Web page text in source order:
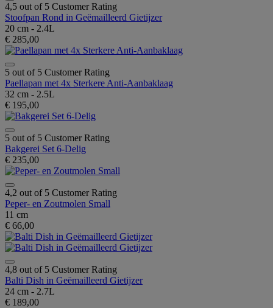
4,5 out of 5 Customer Rating
Stoofpan Rond in Geëmailleerd Gietijzer
20 cm - 2.4L
€ 285,00
5 out of 5 Customer Rating
Paellapan met 4x Sterkere Anti-Aanbaklaag
32 cm - 2.5L
€ 195,00
5 out of 5 Customer Rating
Bakgerei Set 6-Delig
€ 235,00
4,2 out of 5 Customer Rating
Peper- en Zoutmolen Small
11 cm
€ 66,00
4,8 out of 5 Customer Rating
Balti Dish in Geëmailleerd Gietijzer
24 cm - 2.7L
€ 189,00